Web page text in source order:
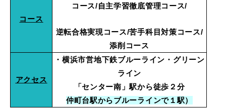
コース
コース/自主学習徹底管理コース/
逆転合格実現コース/苦手科目対策コース/
添削コース
アクセス
・横浜市営地下鉄ブルーライン・グリーン
ライン
「センター南」駅から徒歩２分
仲町台駅からブルーラインで１駅）